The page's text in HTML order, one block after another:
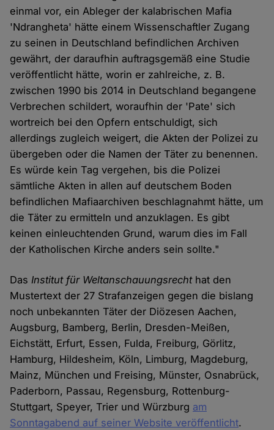
einmal vor, ein Ableger der kalabrischen Mafia
'Ndrangheta' hätte einem Wissenschaftler Zugang
zu seinen in Deutschland befindlichen Archiven
gewährt, der daraufhin auftragsgemäß eine Studie
veröffentlicht hätte, worin er zahlreiche, z. B.
zwischen 1990 bis 2014 in Deutschland begangene
Verbrechen schildert, woraufhin der 'Pate' sich
wortreich bei den Opfern entschuldigt, sich
allerdings zugleich weigert, die Akten der Polizei zu
übergeben oder die Namen der Täter zu benennen.
Es würde kein Tag vergehen, bis die Polizei
sämtliche Akten in allen auf deutschem Boden
befindlichen Mafiaarchiven beschlagnahmt hätte, um
die Täter zu ermitteln und anzuklagen. Es gibt
keinen einleuchtenden Grund, warum dies im Fall
der Katholischen Kirche anders sein sollte."
DasInstitut für Weltanschauungsrechthat den
Mustertext der 27 Strafanzeigen gegen die bislang
noch unbekannten Täter der Diözesen Aachen,
Augsburg, Bamberg, Berlin, Dresden-Meißen,
Eichstätt, Erfurt, Essen, Fulda, Freiburg, Görlitz,
Hamburg, Hildesheim, Köln, Limburg, Magdeburg,
Mainz, München und Freising, Münster, Osnabrück,
Paderborn, Passau, Regensburg, Rottenburg-
Stuttgart, Speyer, Trier und Würzburg am
Sonntagabend auf seiner Website veröffentlicht.